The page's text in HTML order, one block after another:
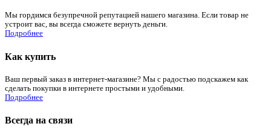
Мы гордимся безупречной репутацией нашего магазина. Если товар не
устроит вас, вы всегда сможете вернуть деньги.
Подробнее
Как купить
Ваш первый заказ в интернет-магазине? Мы с радостью подскажем как
сделать покупки в интернете простыми и удобными.
Подробнее
Всегда на связи